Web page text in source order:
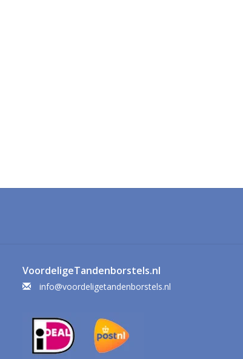
VoordeligeTandenborstels.nl
info@voordeligetandenborstels.nl